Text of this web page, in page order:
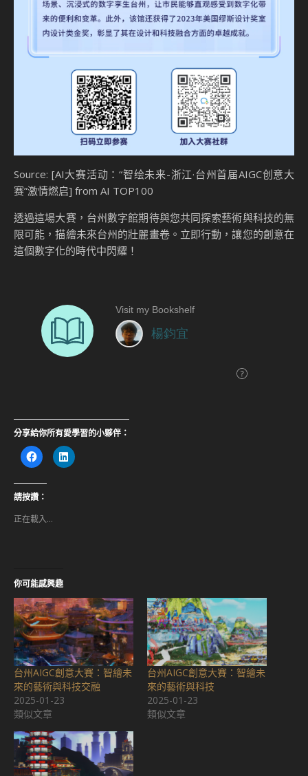
Source: [AI大赛活动：“智绘未来-浙江·台州首届AIGC创意大
赛”激情燃启] from AI TOP100
透過這場大賽，台州數字館期待與您共同探索藝術與科技的無
限可能，描繪未來台州的壯麗畫卷。立即行動，讓您的創意在
這個數字化的時代中閃耀！
分享給你所有愛學習的小夥伴：
按
一
分
享
至
新
分
享
請按讚：
正在載入...
你可能感興趣
台州AIGC創意大賽：智繪未
來的藝術與科技交融
2025-01-23
類似文章
台州AIGC創意大賽：智繪未
來的藝術與科技
2025-01-23
類似文章